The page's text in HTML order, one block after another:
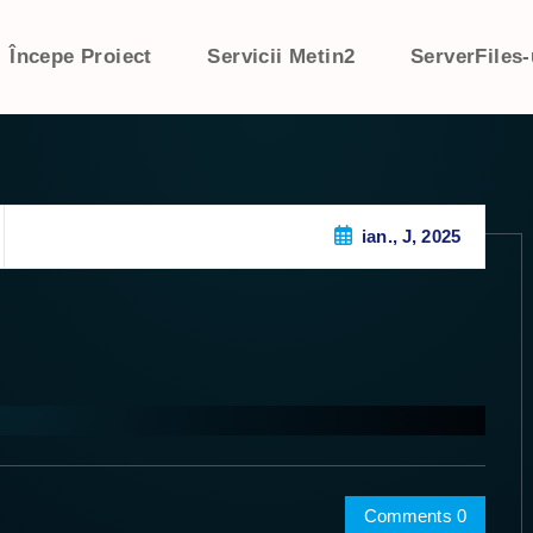
Începe Proiect Servicii Metin2
ian., J, 2025
Comments 0